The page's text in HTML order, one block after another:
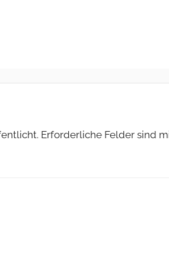
Erforderliche Felder sind